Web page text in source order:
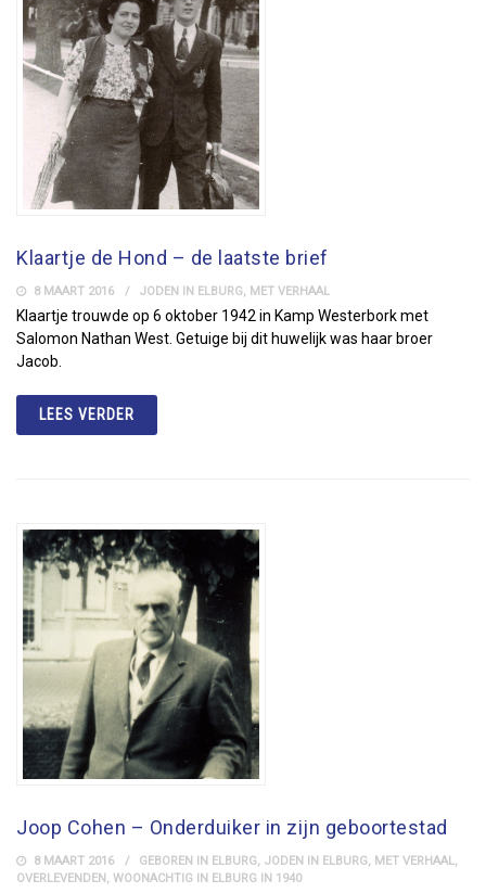
Klaartje de Hond – de laatste brief
8 MAART 2016 JODEN IN ELBURG, MET VERHAAL
Klaartje trouwde op 6 oktober 1942 in Kamp Westerbork met
Salomon Nathan West. Getuige bij dit huwelijk was haar broer
Jacob.
LEES VERDER
Joop Cohen – Onderduiker in zijn geboortestad
8 MAART 2016 GEBOREN IN ELBURG, JODEN IN ELBURG, MET VERHAAL,
OVERLEVENDEN, WOONACHTIG IN ELBURG IN 1940